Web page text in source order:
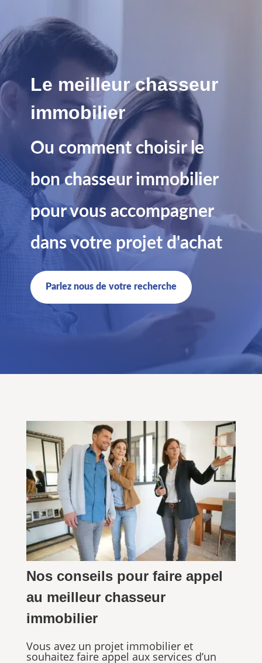
Le meilleur chasseur
immobilier
Ou comment choisir le
bon chasseur immobilier
pour vous accompagner
dans votre projet d'achat
Parlez nous de votre recherche
Nos conseils pour faire appel
au meilleur chasseur
immobilier
Vous avez un projet immobilier et
souhaitez faire appel aux services d’un